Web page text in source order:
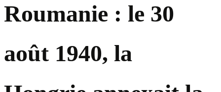
Roumanie : le 30
août 1940, la